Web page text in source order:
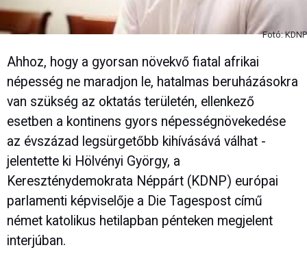
Fotó: KDNP
Ahhoz, hogy a gyorsan növekvő fiatal afrikai
népesség ne maradjon le, hatalmas beruházásokra
van szükség az oktatás területén, ellenkező
esetben a kontinens gyors népességnövekedése
az évszázad legsürgetőbb kihívásává válhat -
jelentette ki Hölvényi György, a
Kereszténydemokrata Néppárt (KDNP) európai
parlamenti képviselője a Die Tagespost című
német katolikus hetilapban pénteken megjelent
interjúban.